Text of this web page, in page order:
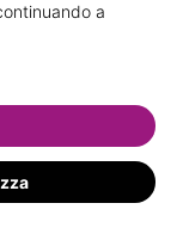
a